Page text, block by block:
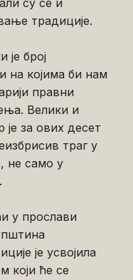
су се и
традиције.
је број
на којима би нам
правни
Велики и
је за ових десет
траг у
не само у
у прослави
је усвојила
који ће се